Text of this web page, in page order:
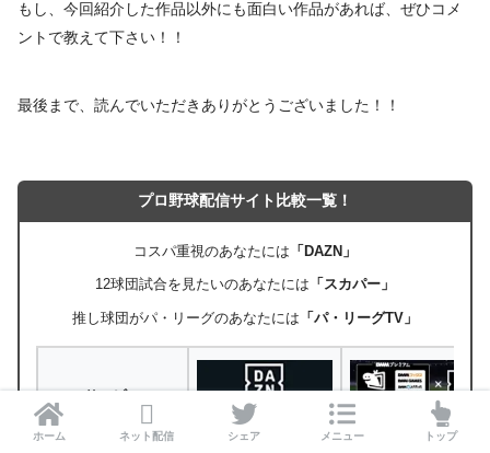
もし、今回紹介した作品以外にも面白い作品があれば、ぜひコメ
ントで教えて下さい！！
最後まで、読んでいただきありがとうございました！！
プロ野球配信サイト比較一覧！
コスパ重視のあなたには 「DAZN」
12球団試合を見たいのあなたには 「スカパー」
推し球団がパ・リーグのあなたには 「パ・リーグTV」
サービス
DAZN
DMM×DAZN
ホーム ネット配信 シェア メニュー トップ